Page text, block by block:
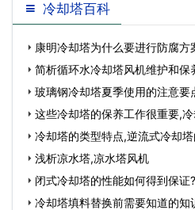
冷却塔百科
康明冷却塔为什么要进行防腐
简析循环水冷却塔风机维护和保
玻璃钢冷却塔夏季使用的注意
这些冷却塔的保养工作很重要,
冷却塔的类型特点,逆流式冷却
浅析凉水塔,凉水塔风机
闭式冷却塔的性能如何得到保
冷却塔填料替换前需要知道的